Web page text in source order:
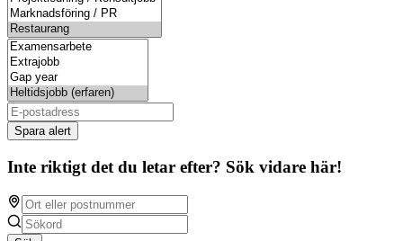
Spara alert
Inte riktigt det du letar efter? Sök vidare här!